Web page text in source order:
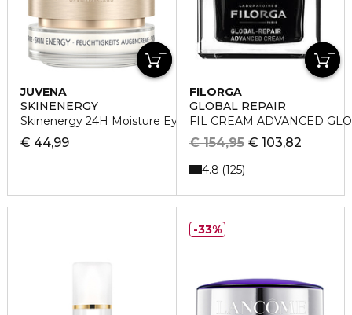
JUVENA
SKINENERGY
Skinenergy 24H Moisture Eye Cream Augenpflege
€ 44,99
FILORGA
GLOBAL REPAIR
FIL CREAM ADVANCED
€ 103,82
€ 154,95
4.8 125
33%